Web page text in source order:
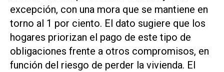
excepción, con una mora que se mantiene en
torno al 1 por ciento. El dato sugiere que los
hogares priorizan el pago de este tipo de
obligaciones frente a otros compromisos, en
función del riesgo de perder la vivienda. El